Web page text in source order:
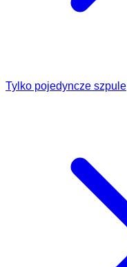
Tylko pojedyncze szpule